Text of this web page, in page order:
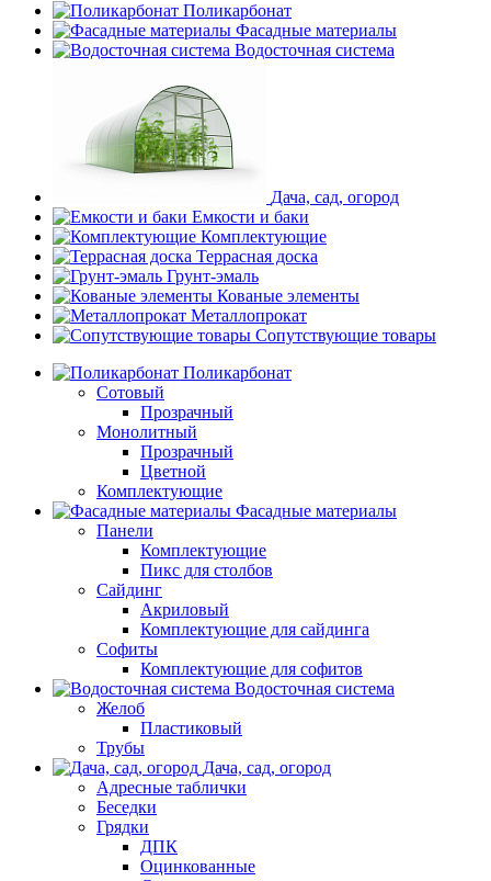
Поликарбонат
Фасадные материалы
Водосточная система
Дача, сад, огород
Емкости и баки
Комплектующие
Террасная доска
Грунт-эмаль
Кованые элементы
Металлопрокат
Сопутствующие товары
Поликарбонат
Сотовый
Прозрачный
Монолитный
Прозрачный
Цветной
Комплектующие
Фасадные материалы
Панели
Комплектующие
Пикс для столбов
Сайдинг
Акриловый
Комплектующие для сайдинга
Софиты
Комплектующие для софитов
Водосточная система
Желоб
Пластиковый
Трубы
Дача, сад, огород
Адресные таблички
Беседки
Грядки
ДПК
Оцинкованные